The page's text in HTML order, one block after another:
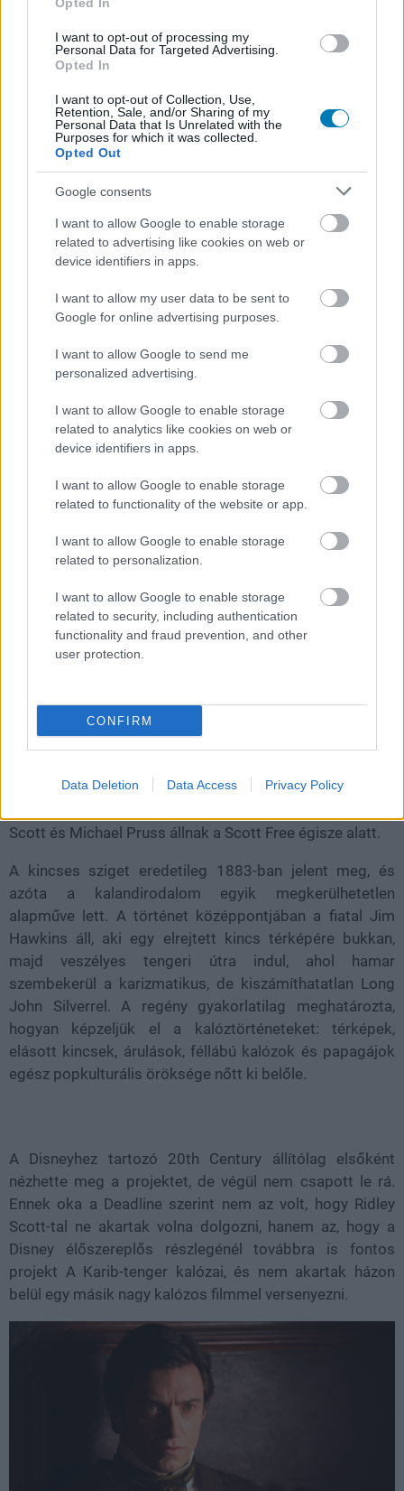
I want to opt-out of processing my
Personal Data for Targeted Advertising.
Opted In
I want to opt-out of Collection, Use,
Retention, Sale, and/or Sharing of my
Personal Data that Is Unrelated with the
Purposes for which it was collected.
Opted Out
Google consents
I want to allow Google to enable storage
related to advertising like cookies on web or
device identifiers in apps.
I want to allow my user data to be sent to
Google for online advertising purposes.
I want to allow Google to send me
personalized advertising.
I want to allow Google to enable storage
related to analytics like cookies on web or
device identifiers in apps.
I want to allow Google to enable storage
related to functionality of the website or app.
I want to allow Google to enable storage
related to personalization.
I want to allow Google to enable storage
related to security, including authentication
functionality and fraud prevention, and other
user protection.
CONFIRM
Data Deletion Data Access Privacy Policy
Hozzászólások
Hugh Jackman lehet minden
idők legveszélyesebb Long
John Silverje Ridley Scott
filmjében
A klasszikus kalandregényből nagy
stúdióharcot ígérő filmterv készül.
Loaded:
Újabb nagy klasszikus kaphat látványos filmes
feldolgozást, ráadásul nem akármilyen nevekkel. A
Deadline értesülései szerint ugyanis Ridley Scott
rendezheti Robert Louis Stevenson legendás
kalandregényének, A kincses szigetnek új adaptációját,
csomagként került piacra, vagyis versenyezhetnek majd
érte a stúdiók, a szereplők és az alapanyag alapján
Jack Thorne írta, akinek neve az Adolescence miatt most
Scott és Michael Pruss állnak a Scott Free égisze alatt.
A kincses sziget eredetileg 1883-ban jelent meg, és
azóta a kalandirodalom egyik megkerülhetetlen
alapműve lett. A történet középpontjában a fiatal Jim
Hawkins áll, aki egy elrejtett kincs térképére bukkan,
majd veszélyes tengeri útra indul, ahol hamar
szembekerül a karizmatikus, de kiszámíthatatlan Long
John Silverrel. A regény gyakorlatilag meghatározta,
hogyan képzeljük el a kalóztörténeteket: térképek,
elásott kincsek, árulások, féllábú kalózok és papagájok
egész popkulturális öröksége nőtt ki belőle.
A Disneyhez tartozó 20th Century állítólag elsőként
nézhette meg a projektet, de végül nem csapott le rá.
Ennek oka a Deadline szerint nem az volt, hogy Ridley
Scott-tal ne akartak volna dolgozni, hanem az, hogy a
Disney élőszereplős részlegénél továbbra is fontos
projekt A Karib-tenger kalózai, és nem akartak házon
belül egy másik nagy kalózos filmmel versenyezni.